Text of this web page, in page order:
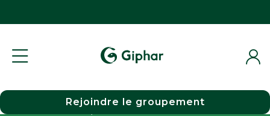
Choisir une pharmacie
Rejoindre le groupement